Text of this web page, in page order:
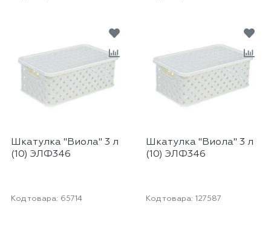
Шкатулка "Виола" 3 л
(10) ЭЛФ346
Шкатулка "Виола" 3 л
(10) ЭЛФ346
Код товара: 65714 Код товара: 127587